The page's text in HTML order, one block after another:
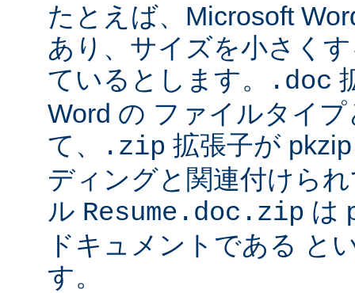
たとえば、Microsoft
あり、サイズを小さく
ているとします。
.doc
Word の ファイルタイ
て、
.zip 拡張子が
ディングと関連付けら
ル Resume.doc.zip は
ドキュメントである と
す。